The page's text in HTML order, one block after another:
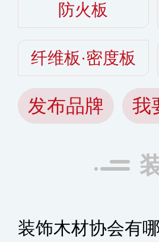
防火板
纤维板·密度板
发布品牌 我
装饰木材协会有